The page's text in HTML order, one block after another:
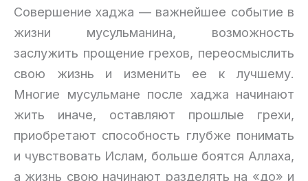
Совершение хаджа — важнейшее событие в
жизни мусульманина, возможность
заслужить прощение грехов, переосмыслить
свою жизнь и изменить ее к лучшему.
Многие мусульмане после хаджа начинают
жить иначе, оставляют прошлые грехи,
приобретают способность глубже понимать
и чувствовать Ислам, больше боятся Аллаха,
а жизнь свою начинают разделять на «до» и